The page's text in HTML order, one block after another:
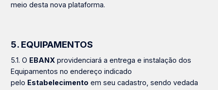
meio desta nova plataforma.
5. EQUIPAMENTOS
5.1. O EBANX providenciará a entrega e instalação dos
Equipamentos no endereço indicado
pelo Estabelecimento em seu cadastro, sendo vedada